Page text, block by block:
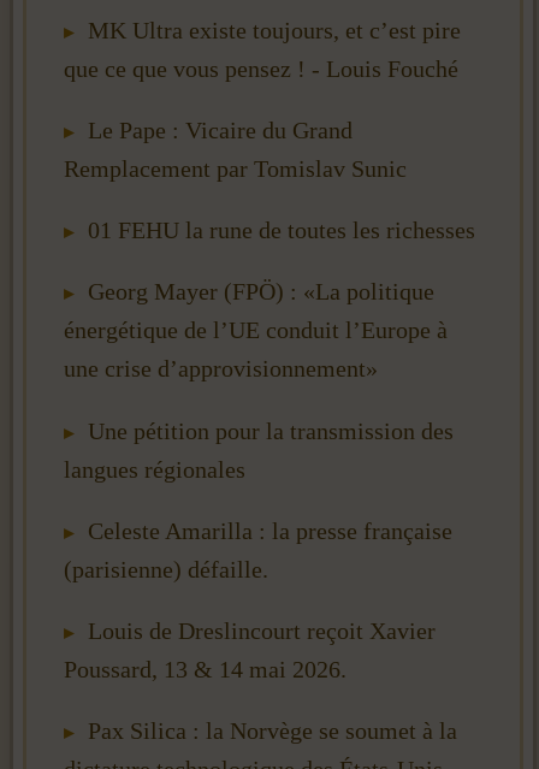
MK Ultra existe toujours, et c’est pire
que ce que vous pensez ! - Louis Fouché
Le Pape : Vicaire du Grand
Remplacement par Tomislav Sunic
01 FEHU la rune de toutes les richesses
Georg Mayer (FPÖ) : «La politique
énergétique de l’UE conduit l’Europe à
une crise d’approvisionnement»
Une pétition pour la transmission des
langues régionales
Celeste Amarilla : la presse française
(parisienne) défaille.
Louis de Dreslincourt reçoit Xavier
Poussard, 13 & 14 mai 2026.
Pax Silica : la Norvège se soumet à la